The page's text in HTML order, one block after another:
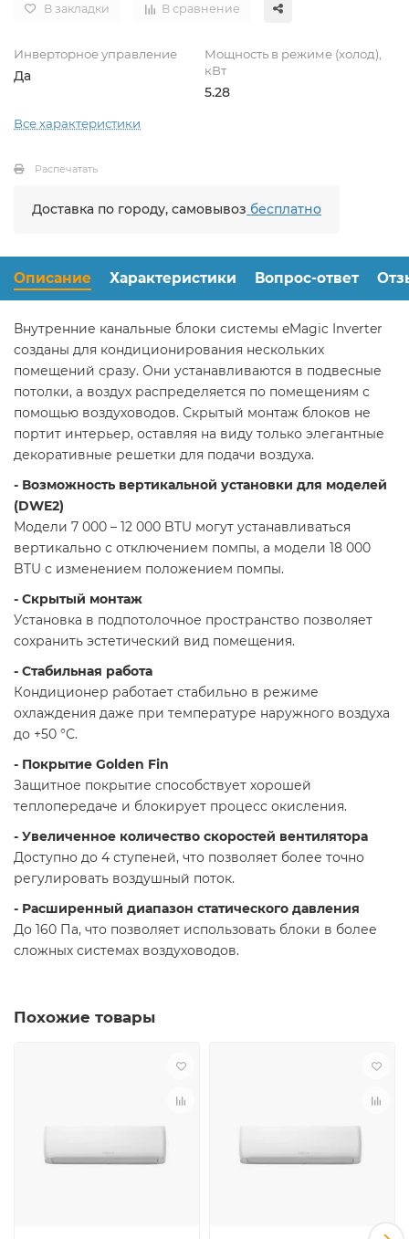
В закладки В сравнение
Инверторное управление
Да
Мощность в режиме (холод),
кВт
5.28
Все характеристики
Распечатать
Доставка по городу, самовывоз бесплатно
Описание Характеристики Вопрос-ответ
Внутренние канальные блоки системы eMagic Inverter
созданы для кондиционирования нескольких
помещений сразу. Они устанавливаются в подвесные
потолки, а воздух распределяется по помещениям с
помощью воздуховодов. Скрытый монтаж блоков не
портит интерьер, оставляя на виду только элегантные
декоративные решетки для подачи воздуха.
- Возможность вертикальной установки для моделей
(DWE2)
Модели 7 000 – 12 000 BTU могут устанавливаться
вертикально с отключением помпы, а модели 18 000
BTU с изменением положением помпы.
- Скрытый монтаж
Установка в подпотолочное пространство позволяет
сохранить эстетический вид помещения.
- Стабильная работа
Кондиционер работает стабильно в режиме
охлаждения даже при температуре наружного воздуха
до +50 °С.
- Покрытие Golden Fin
Защитное покрытие способствует хорошей
теплопередаче и блокирует процесс окисления.
- Увеличенное количество скоростей вентилятора
Доступно до 4 ступеней, что позволяет более точно
регулировать воздушный поток.
- Расширенный диапазон статического давления
До 160 Па, что позволяет использовать блоки в более
сложных системах воздуховодов.
Похожие товары